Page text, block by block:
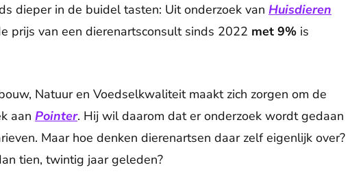
dieper in de buidel tasten: Uit onderzoek van Huisdieren
prijs van een dierenartsconsult sinds 2022 met 9% is
Natuur en Voedselkwaliteit maakt zich zorgen om de
aan Pointer. Hij wil daarom dat er onderzoek wordt gedaan
Maar hoe denken dierenartsen daar zelf eigenlijk over?
tien, twintig jaar geleden?